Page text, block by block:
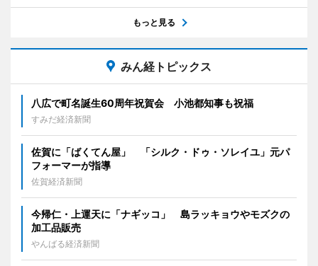
もっと見る
みん経トピックス
八広で町名誕生60周年祝賀会 小池都知事も祝福
すみだ経済新聞
佐賀に「ばくてん屋」 「シルク・ドゥ・ソレイユ」元パ
フォーマーが指導
佐賀経済新聞
今帰仁・上運天に「ナギッコ」 島ラッキョウやモズクの
加工品販売
やんばる経済新聞